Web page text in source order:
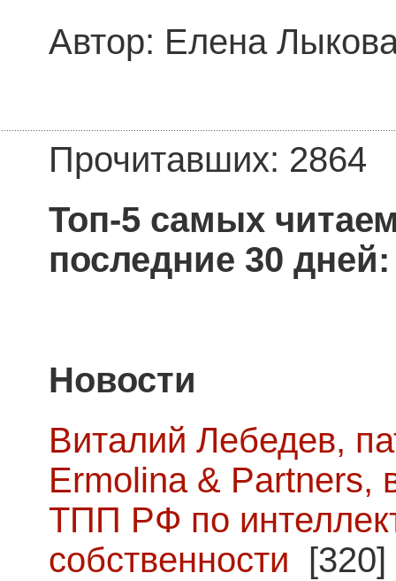
Автор: Елена
Прочитавших: 2864
Топ-5 самых
последние 30 дней:
Новости
Виталий Лебедев,
Ermolina & Partners,
ТПП РФ по
собственности [320]